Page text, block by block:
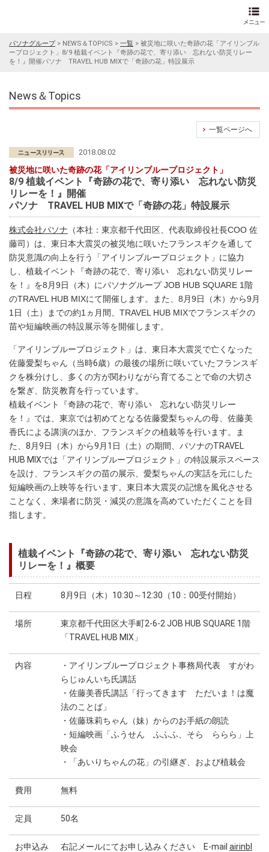
パソナグループ> NEWS＆TOPICS > 一覧 > 被災地に咲いた奇跡の花「アイリンブル
ープロジェクト」8/9 植栽イベント『奇跡の花で、寄り添い 忘れない防災リレー
を！』開催パソナ TRAVEL HUB MIXで「奇跡の花」特設展示
News＆Topics
一覧ページへ
2018.08.02
被災地に咲いた奇跡の花「アイリンブループロジェクト」
8/9 植栽イベント『奇跡の花で、寄り添い 忘れない防災
リレーを！』開催
パソナ TRAVEL HUB MIXで「奇跡の花」特設展示
株式会社パソナ （本社：東京都千代田区、代表取締役社長COO 佐
藤司）は、東日本大震災の被災地に咲いたフランスギクを通して
防災意識の向上を行う「アイリンブループロジェクト」に協力
し、植栽イベント『奇跡の花で、寄り添い 忘れない防災リレー
を！』を8月9日（木）にパソナグループ JOB HUB SQUARE 1階
のTRAVEL HUB MIXにて開催します。また、8月9日（木）から9月
1日（土）までの約1ヵ月間、TRAVEL HUB MIXでフランスギクの
苗や短編映画の特設展示等を開催します。
「アイリンブループロジェクト」は、東日本大震災で亡くなった
佐藤愛梨ちゃん（当時6歳）の最後の場所に咲いていたフランスギ
クを株分けし、多くの方が関わりながら育てることで命の大切さ
を繋ぎ、防災教育を行っています。
植栽イベント『奇跡の花で、寄り添い 忘れない防災リレー
を！』では、東京では初めてとなる佐藤愛梨ちゃんの母、佐藤美
香氏による講演のほか、フランスギクの植栽等を行います。ま
た、8月9日（木）から9月1日（土）の期間、パソナのTRAVEL
HUB MIXでは「アイリンブループロジェクト」の特設展示スペース
を設け、フランスギクの苗の展示、愛梨ちゃんの実話を元にした
短編映画の上映等を行います。東日本大震災の記憶を風化させる
ことなく、来場者に防災・減災の意識を高めていただくことを目
指します。
植栽イベント『奇跡の花で、寄り添い 忘れない防災
リレーを！』概要
日程 8月9日（木）10:30～12:30（10：00受付開始）
場所
東京都千代田区大手町2-6-2 JOB HUB SQUARE 1階
「TRAVEL HUB MIX」
内容
・アイリンブループロジェクト事務局代表 すがわ
らじゅんいち氏講話
・佐藤美香氏講話「行ってきます ただいま！は魔
法のことば」
・佐藤珠莉ちゃん（妹）からのお手紙の朗読
・短編映画「ふうせん ふふふ、そら ららら」上
映会
・「あいりちゃんの花」の引継ぎ、および植栽会
費用 無料
定員 50名
お申込み 右記メールにてお申し込みください E-mail airinbl